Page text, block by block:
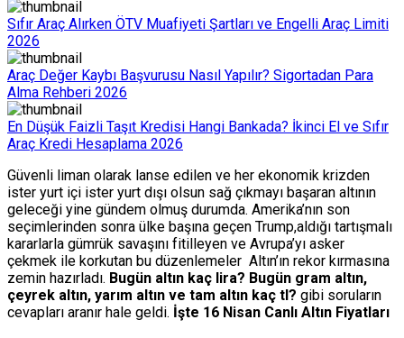
Sıfır Araç Alırken ÖTV Muafiyeti Şartları ve Engelli Araç Limiti
2026
Araç Değer Kaybı Başvurusu Nasıl Yapılır? Sigortadan Para
Alma Rehberi 2026
En Düşük Faizli Taşıt Kredisi Hangi Bankada? İkinci El ve Sıfır
Araç Kredi Hesaplama 2026
Güvenli liman olarak lanse edilen ve her ekonomik krizden
ister yurt içi ister yurt dışı olsun sağ çıkmayı başaran altının
geleceği yine gündem olmuş durumda. Amerika’nın son
seçimlerinden sonra ülke başına geçen Trump,aldığı tartışmalı
kararlarla gümrük savaşını fitilleyen ve Avrupa’yı asker
çekmek ile korkutan bu düzenlemeler Altın’ın rekor kırmasına
zemin hazırladı. Bugün altın kaç lira? Bugün gram altın,
çeyrek altın, yarım altın ve tam altın kaç tl? gibi soruların
cevapları aranır hale geldi. İşte 16 Nisan Canlı Altın Fiyatları